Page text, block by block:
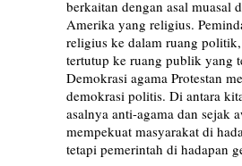
berkaitan dengan asal muasal
Amerika yang religius.
religius ke dalam ruang
tertutup ke ruang publik yang
Demokrasi agama Protestan
demokrasi politis. Di antara
asalnya anti-agama dan sejak
mempekuat masyarakat di
tetapi pemerintah di hadapan